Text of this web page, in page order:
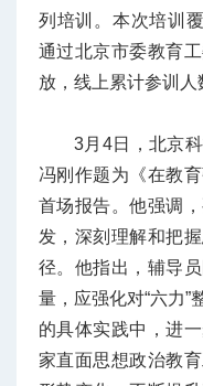
列培训。本次培训
通过北京市委教育
放，线上累计参训人
3月4日，北京
冯刚作题为《在教
首场报告。他强调
发，深刻理解和把
径。他指出，辅导
量，应强化对“六力”
的具体实践中，进
家直面思想政治教